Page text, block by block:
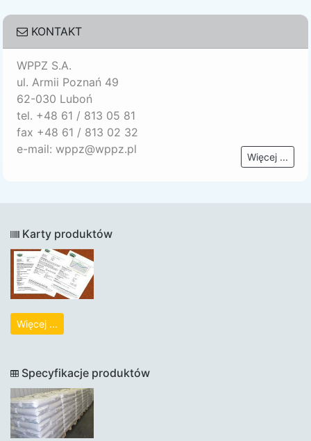
KONTAKT
WPPZ S.A.
ul. Armii Poznań 49
62-030 Luboń
tel. +48 61 / 813 05 81
fax +48 61 / 813 02 32
e-mail: wppz@wppz.pl
Więcej ...
Karty produktów
Więcej ...
Specyfikacje produktów